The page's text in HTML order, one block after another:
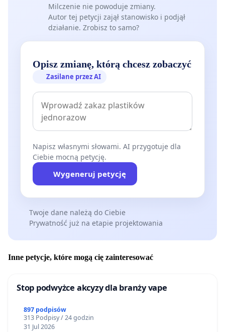
Milczenie nie powoduje zmiany.
Autor tej petycji zajął stanowisko i podjął
działanie. Zrobisz to samo?
Opisz zmianę, którą chcesz zobaczyć
Zasilane przez AI
Napisz własnymi słowami. AI przygotuje dla
Ciebie mocną petycję.
Wygeneruj petycję
Twoje dane należą do Ciebie
Prywatność już na etapie projektowania
Inne petycje, które mogą cię zainteresować
Stop podwyżce akcyzy dla branży vape
897 podpisów
313 Podpisy / 24 godzin
31 Jul 2026